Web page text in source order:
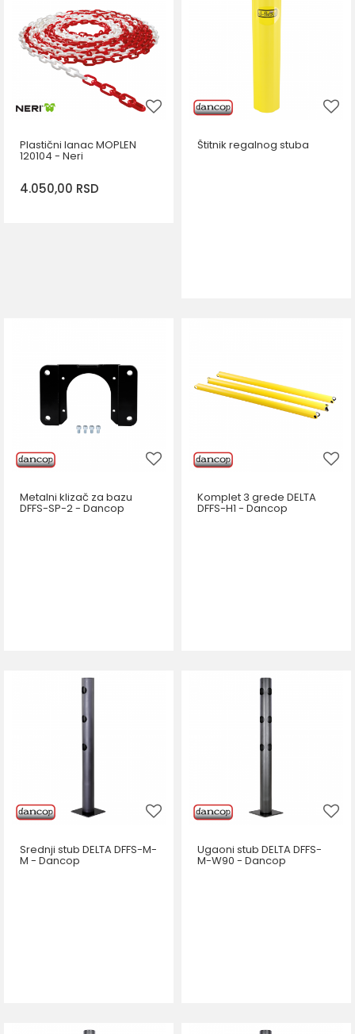
Plastični lanac MOPLEN
120104 - Neri
4.050,00 RSD
Štitnik regalnog stuba
Metalni klizač za bazu
DFFS-SP-2 - Dancop
Komplet 3 grede DELTA
DFFS-H1 - Dancop
Srednji stub DELTA DFFS-M-
M - Dancop
Ugaoni stub DELTA DFFS-
M-W90 - Dancop